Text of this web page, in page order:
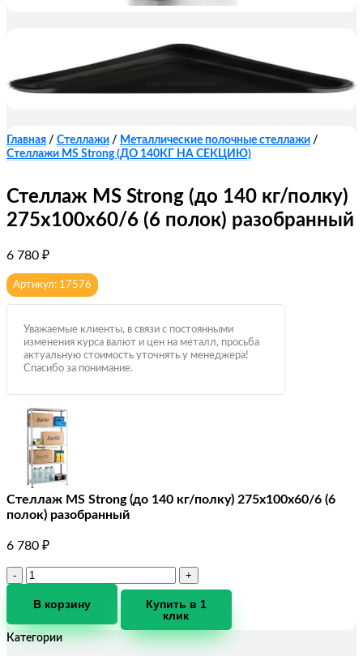
Главная / Стеллажи / Металлические полочные стеллажи /
Стеллажи MS Strong (ДО 140КГ НА СЕКЦИЮ)
Стеллаж MS Strong (до 140 кг/полку)
275х100х60/6 (6 полок) разобранный
6 780 ₽
Артикул: 17576
Уважаемые клиенты, в связи с постоянными
изменения курса валют и цен на металл, просьба
актуальную стоимость уточнять у менеджера!
Спасибо за понимание.
Стеллаж MS Strong (до 140 кг/полку) 275х100х60/6 (6
полок) разобранный
6 780 ₽
Количество
Стеллаж
Strong
В корзину
Купить в 1
клик
Категории